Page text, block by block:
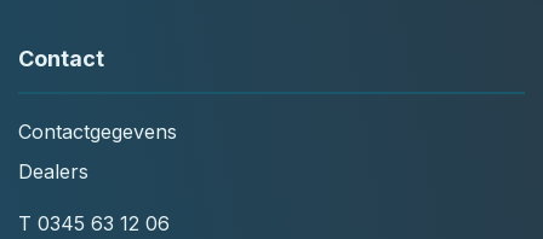
Contact
Contactgegevens
Dealers
T 0345 63 12 06